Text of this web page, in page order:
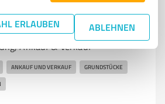
ERLAUBEN ABLEHNEN
GmbH & Co. KG
& Co. KG –
Ankauf & Verkauf
ANKAUF UND VERKAUF GRUNDSTÜCKE